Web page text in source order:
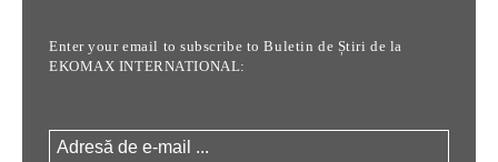
Enter your email to subscribe to Buletin de Știri de la
EKOMAX INTERNATIONAL: